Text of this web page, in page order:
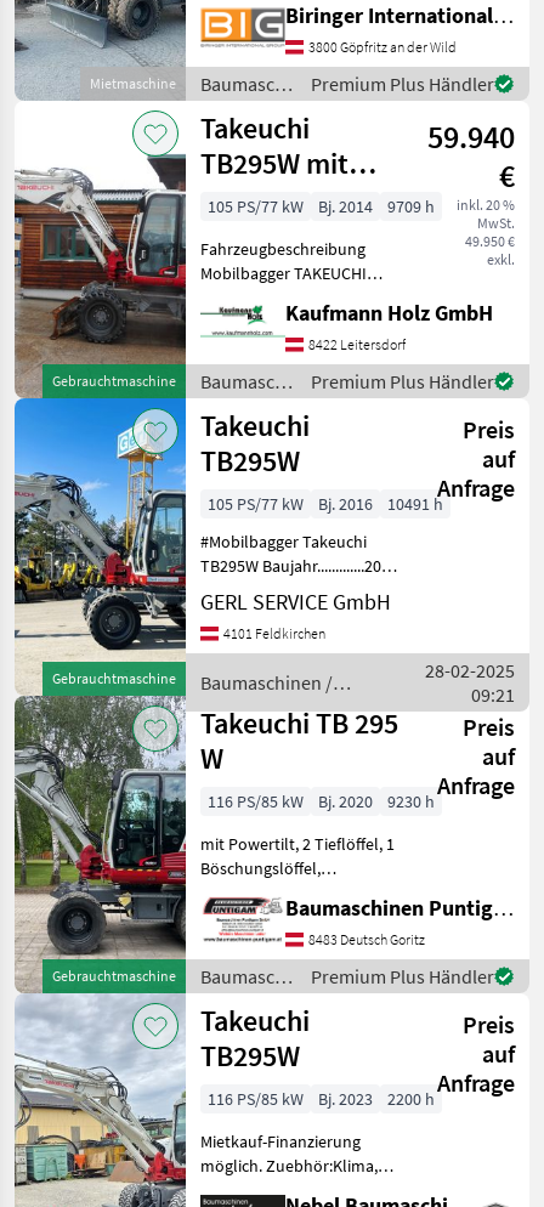
Mietmaschine
25–20 Abmessungen: -
Transportlänge: 6.5 m -
Transportbreite: 2.33 m -
Tra
Biringer International GmbH
3800 Göpfritz an der Wild
Baumaschinen
/ Takeuchi
Premium Plus Händler
Gebrauchtmaschine
Takeuchi
TB295W mit
Vollausstattung
u. 3 Löffel (
Zentra
59.940
€
inkl. 20 %
MwSt.
49.950 €
exkl.
105 PS/77 kW Bj. 2014
9709 h
Fahrzeugbeschreibung
Mobilbagger TAKEUCHI
9.709 Stunden 10.700 KG 77
Schnellwechsler - alle
Leitungen
Kaufmann Holz GmbH
8422 Leitersdorf
Baumaschinen
/ Takeuchi
Premium Plus Händler
Gebrauchtmaschine
Takeuchi
TB295W
Preis
auf
Anfrage
105 PS/77 kW Bj. 2016
10491 h
#Mobilbagger Takeuchi
TB295W Baujahr.............2016
S/N.................190100824
Stundenzähler.......10491
Motor...............77 kW, 4 Zyl.
GERL SERVICE GmbH
4101 Feldkirchen
Baumaschinen /
Takeuchi
28-02-2025
09:21
Gebrauchtmaschine
Takeuchi TB 295
W
Preis
auf
Anfrage
116 PS/85 kW Bj. 2020
9230 h
mit Powertilt, 2 Tieflöffel, 1
Böschungslöffel,
Referenznummer: 20230
Baumaschinen Puntigam
GmbH Unser Spezialgebiet:
Ankauf - Verkauf - Vermietu
Baumaschinen Puntigam GmbH
8483 Deutsch Goritz
Baumaschinen
/ Takeuchi
Premium Plus Händler
Takeuchi
TB295W
Preis
auf
Anfrage
116 PS/85 kW Bj. 2023
2200 h
Mietkauf-Finanzierung
möglich. Zuebhör:Klima,